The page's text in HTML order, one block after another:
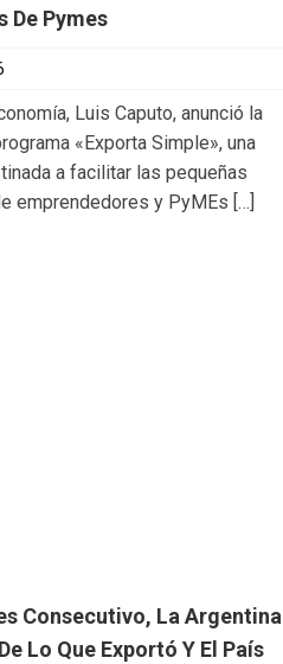
De Pymes
Luis Caputo, anunció la
«Exporta Simple», una
a facilitar las pequeñas
emprendedores y PyMEs […]
Consecutivo, La Argentina
Lo Que Exportó Y El País